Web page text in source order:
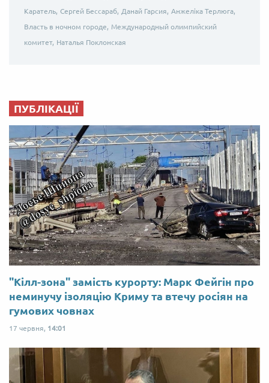
Каратель, Сергей Бессараб, Данай Гарсия, Анжеліка Терлюга,
Власть в ночном городе, Международный олимпийский
комитет, Наталья Поклонская
ПУБЛІКАЦІЇ
"Кілл-зона" замість курорту: Марк Фейгін про
неминучу ізоляцію Криму та втечу росіян на
гумових човнах
17 червня, 14:01